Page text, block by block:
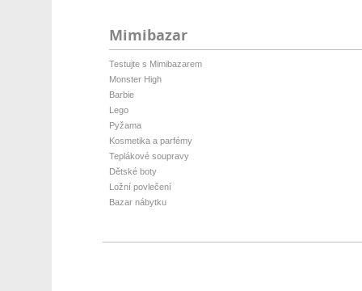
Mimibazar
Testujte s Mimibazarem
Monster High
Barbie
Lego
Pyžama
Kosmetika a parfémy
Teplákové soupravy
Dětské boty
Ložní povlečení
Bazar nábytku